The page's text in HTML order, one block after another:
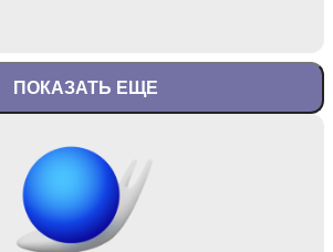
ПОКАЗАТЬ ЕЩЕ